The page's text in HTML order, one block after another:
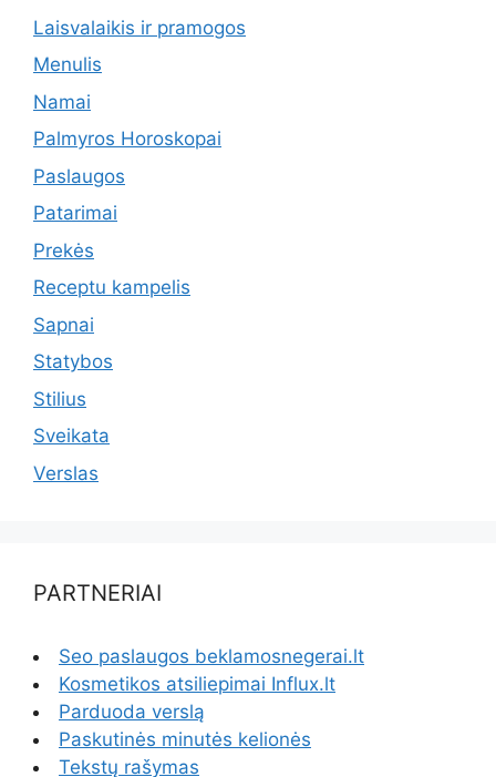
Laisvalaikis ir pramogos
Menulis
Namai
Palmyros Horoskopai
Paslaugos
Patarimai
Prekės
Receptu kampelis
Sapnai
Statybos
Stilius
Sveikata
Verslas
PARTNERIAI
Seo paslaugos beklamosnegerai.lt
Kosmetikos atsiliepimai Influx.lt
Parduoda verslą
Paskutinės minutės kelionės
Tekstų rašymas